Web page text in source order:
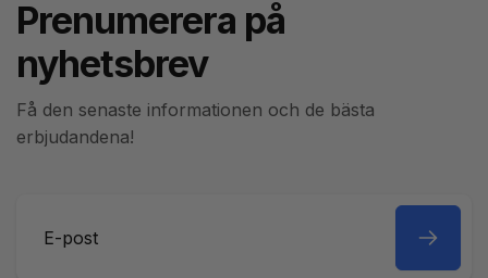
Prenumerera på
nyhetsbrev
Få den senaste informationen och de bästa
erbjudandena!